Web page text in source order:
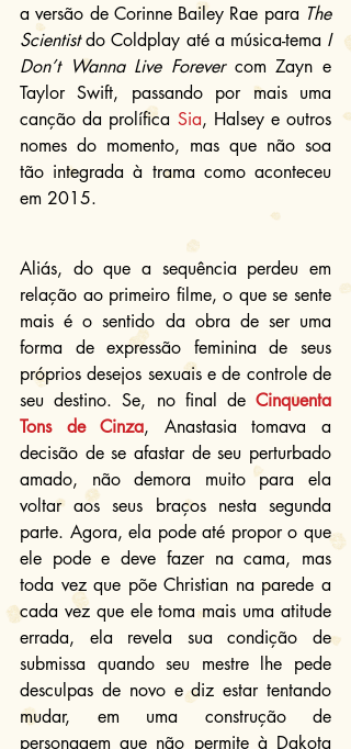
a versão de Corinne Bailey Rae para The
Scientist do Coldplay até a música-tema I
Don’t Wanna Live Forever com Zayn e
Taylor Swift, passando por mais uma
canção da prolífica Sia, Halsey e outros
nomes do momento, mas que não soa
tão integrada à trama como aconteceu
em 2015.
Aliás, do que a sequência perdeu em
relação ao primeiro filme, o que se sente
mais é o sentido da obra de ser uma
forma de expressão feminina de seus
próprios desejos sexuais e de controle de
seu destino. Se, no final de Cinquenta
Tons de Cinza, Anastasia tomava a
decisão de se afastar de seu perturbado
amado, não demora muito para ela
voltar aos seus braços nesta segunda
parte. Agora, ela pode até propor o que
ele pode e deve fazer na cama, mas
toda vez que põe Christian na parede a
cada vez que ele toma mais uma atitude
errada, ela revela sua condição de
submissa quando seu mestre lhe pede
desculpas de novo e diz estar tentando
mudar, em uma construção de
personagem que não permite à Dakota